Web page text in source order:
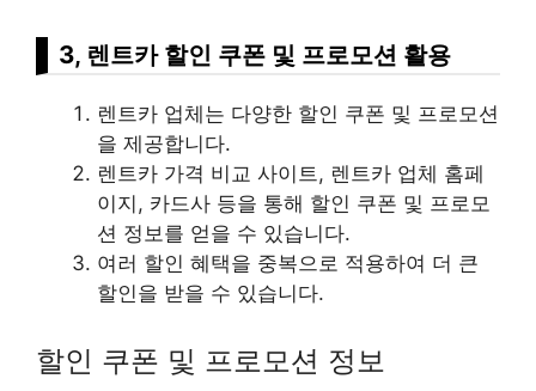
3, 렌트카 할인 쿠폰 및 프로모션 활용
렌트카 업체는 다양한 할인 쿠폰 및 프로모션
을 제공합니다.
렌트카 가격 비교 사이트, 렌트카 업체 홈페
이지, 카드사 등을 통해 할인 쿠폰 및 프로모
션 정보를 얻을 수 있습니다.
여러 할인 혜택을 중복으로 적용하여 더 큰
할인을 받을 수 있습니다.
할인 쿠폰 및 프로모션 정보